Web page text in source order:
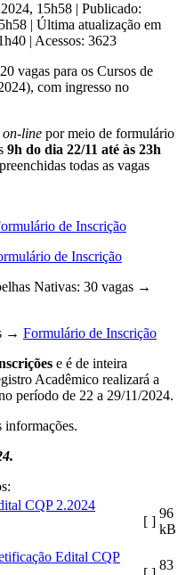
15h58 | Publicado:
| Última atualização em
| Acessos: 3623
vagas para os Cursos de
com ingresso no
on-line por meio de formulário
9h do dia 22/11 até às 23h
todas as vagas
de Inscrição
de Inscrição
Nativas: 30 vagas →
→ Formulário de Inscrição
e é de inteira
Acadêmico realizará a
período de 22 a 29/11/2024.
informações.
[ ]
96
kB
83